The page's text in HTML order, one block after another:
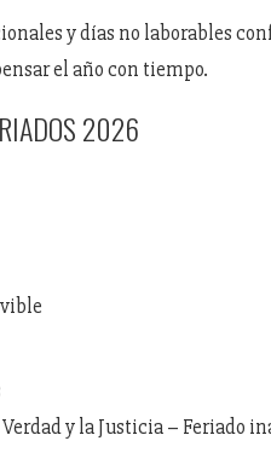
y días no laborables
el año con tiempo.
2026
y la Justicia – Feriado